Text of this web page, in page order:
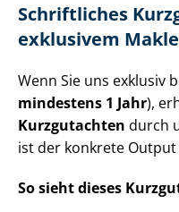
Schriftliches
exklusivem
Wenn Sie uns exklusiv
mindestens 1 Jahr),
Kurzgutachten durch
ist der konkrete
So sieht dieses